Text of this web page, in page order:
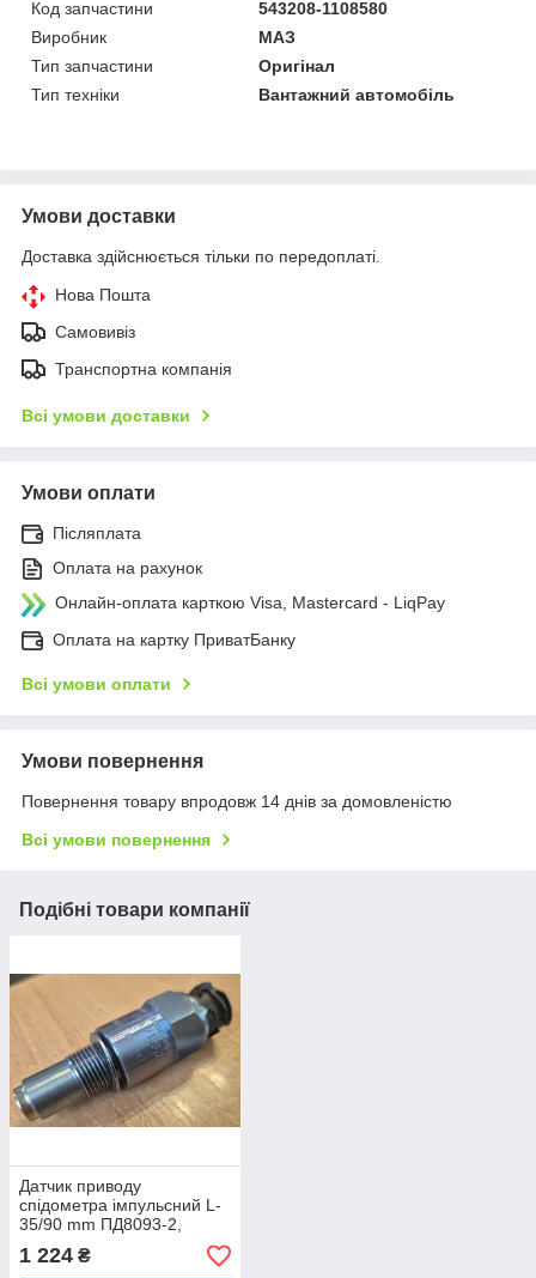
Код запчастини
543208-1108580
Виробник
МАЗ
Тип запчастини
Оригінал
Тип техніки
Вантажний автомобіль
Умови доставки
Доставка здійснюється тільки по передоплаті.
Нова Пошта
Самовивіз
Транспортна компанія
Всі умови доставки
Умови оплати
Післяплата
Оплата на рахунок
Онлайн-оплата карткою Visa, Mastercard - LiqPay
Оплата на картку ПриватБанку
Всі умови оплати
Умови повернення
Повернення товару впродовж 14 днів за домовленістю
Всі умови повернення
Подібні товари компанії
Датчик приводу
спідометра імпульсний L-
35/90 mm ПД8093-2,
4402.3843 ПАЗ, КРАЗ КПП,
МАЗ, аналог (Арт.
1 224 ₴